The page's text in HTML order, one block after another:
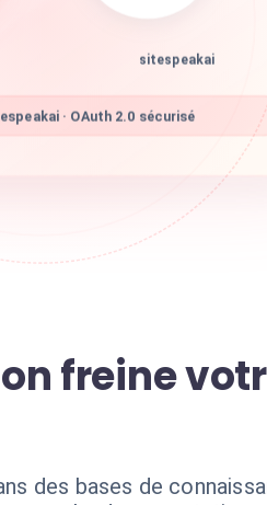
sitespeakai
· OAuth 2.0 sécurisé
freine
des bases de